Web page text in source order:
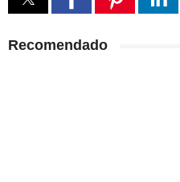
Recomendado